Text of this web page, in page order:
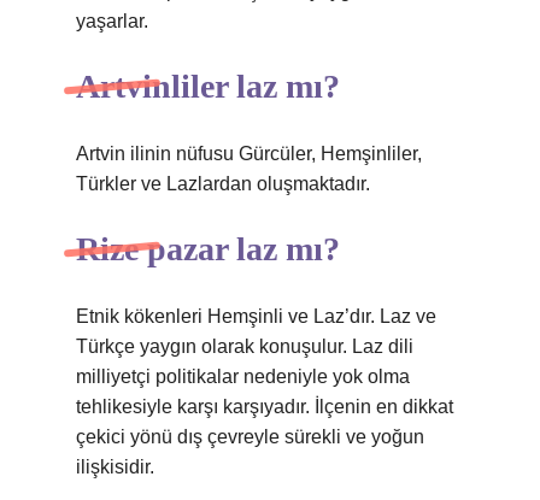
yaşarlar.
Artvinliler laz mı?
Artvin ilinin nüfusu Gürcüler, Hemşinliler,
Türkler ve Lazlardan oluşmaktadır.
Rize pazar laz mı?
Etnik kökenleri Hemşinli ve Laz’dır. Laz ve
Türkçe yaygın olarak konuşulur. Laz dili
milliyetçi politikalar nedeniyle yok olma
tehlikesiyle karşı karşıyadır. İlçenin en dikkat
çekici yönü dış çevreyle sürekli ve yoğun
ilişkisidir.